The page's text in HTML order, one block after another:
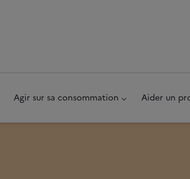
Agir sur sa consommation Aider un